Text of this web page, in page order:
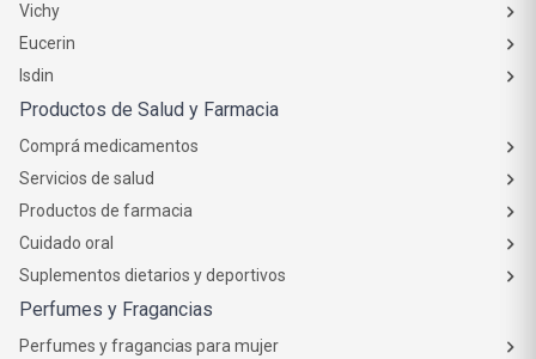
Vichy
Eucerin
Isdin
Productos de Salud y Farmacia
Comprá medicamentos
Servicios de salud
Productos de farmacia
Cuidado oral
Suplementos dietarios y deportivos
Perfumes y Fragancias
Perfumes y fragancias para mujer